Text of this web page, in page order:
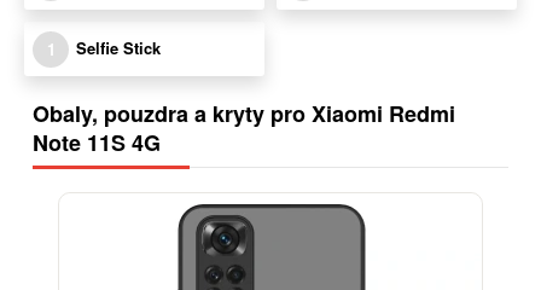
1 Selfie Stick
Obaly, pouzdra a kryty pro Xiaomi Redmi
Note 11S 4G